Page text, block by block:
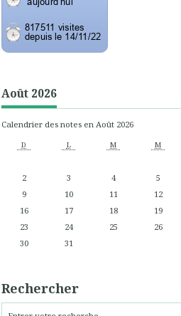
Août 2026
Calendrier des notes en Août 2026
D L M M
2
3 4 5
9
10 11 12
16
17 18 19
23
24 25 26
30
31
Rechercher